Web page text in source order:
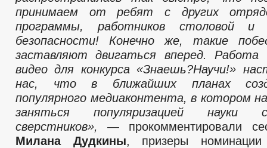
принимаем от ребят с других
программы, работников столовой
безопасности! Конечно же, такие
заставляют двигаться вперед. Работа
видео для конкурса «Знаешь?Научи!»
нас, что в ближайших планах
популярного медиаконтента, в котором
заняться популяризацией науки
сверстников», — прокомментировали
Милана Дудкины, призеры